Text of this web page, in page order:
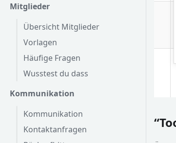
Mitglieder
Übersicht Mitglieder
Vorlagen
Häufige Fragen
Wusstest du dass
Kommunikation
Kommunikation
Kontaktanfragen